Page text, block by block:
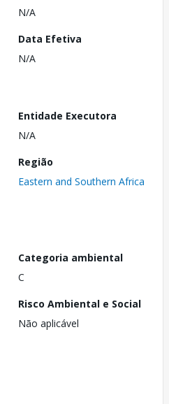
N/A
Data Efetiva
N/A
Entidade Executora
N/A
Região
Eastern and Southern Africa
Categoria ambiental
C
Risco Ambiental e Social
Não aplicável